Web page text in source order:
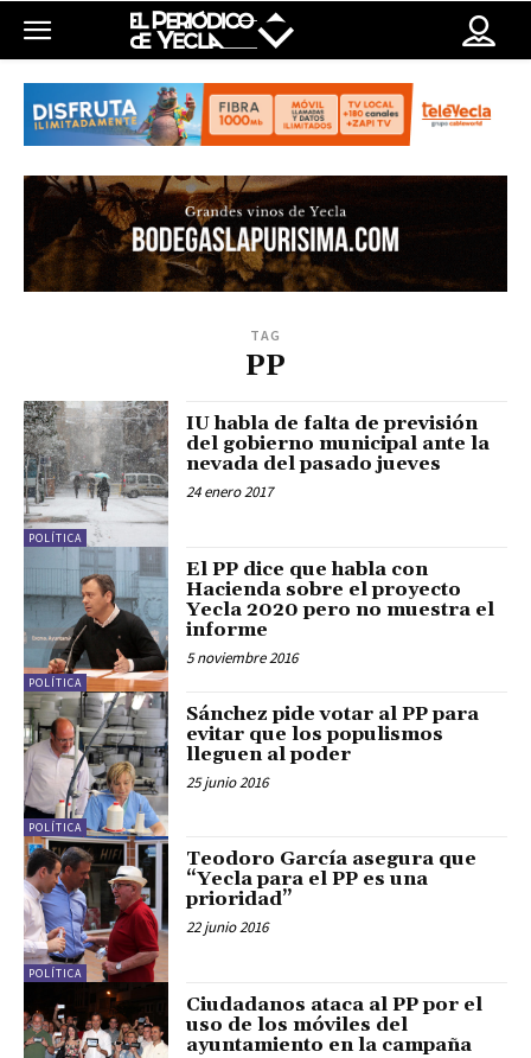
TAG
PP
POLÍTICA
IU habla de falta de previsión
del gobierno municipal ante la
nevada del pasado jueves
24 enero 2017
POLÍTICA
El PP dice que habla con
Hacienda sobre el proyecto
Yecla 2020 pero no muestra el
informe
5 noviembre 2016
POLÍTICA
Sánchez pide votar al PP para
evitar que los populismos
lleguen al poder
25 junio 2016
POLÍTICA
Teodoro García asegura que
“Yecla para el PP es una
prioridad”
22 junio 2016
Ciudadanos ataca al PP por el
uso de los móviles del
ayuntamiento en la campaña